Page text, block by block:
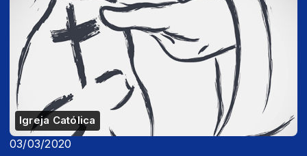
Igreja Católica
03/03/2020